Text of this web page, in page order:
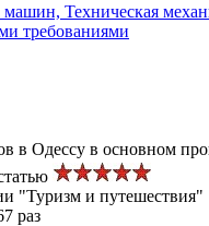
Техническая
требованиями
в Одессу в основном
"Туризм и путешествия"
раз